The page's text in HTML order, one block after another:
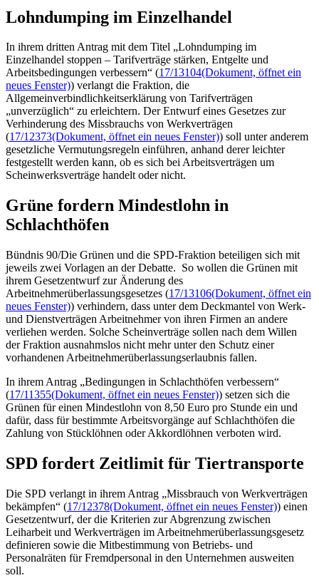
Lohndumping im Einzelhandel
In ihrem dritten Antrag mit dem Titel „Lohndumping im
Einzelhandel stoppen – Tarifverträge stärken, Entgelte und
Arbeitsbedingungen verbessern“ (17/13104(Dokument, öffnet ein
neues Fenster)) verlangt die Fraktion, die
Allgemeinverbindlichkeitserklärung von Tarifverträgen
„unverzüglich“ zu erleichtern. Der Entwurf eines Gesetzes zur
Verhinderung des Missbrauchs von Werkverträgen
(17/12373(Dokument, öffnet ein neues Fenster)) soll unter anderem
gesetzliche Vermutungsregeln einführen, anhand derer leichter
festgestellt werden kann, ob es sich bei Arbeitsverträgen um
Scheinwerksverträge handelt oder nicht.
Grüne fordern Mindestlohn in
Schlachthöfen
Bündnis 90/Die Grünen und die SPD-Fraktion beteiligen sich mit
jeweils zwei Vorlagen an der Debatte. So wollen die Grünen mit
ihrem Gesetzentwurf zur Änderung des
Arbeitnehmerüberlassungsgesetzes (17/13106(Dokument, öffnet ein
neues Fenster)) verhindern, dass unter dem Deckmantel von Werk-
und Dienstverträgen Arbeitnehmer von ihren Firmen an andere
verliehen werden. Solche Scheinverträge sollen nach dem Willen
der Fraktion ausnahmslos nicht mehr unter den Schutz einer
vorhandenen Arbeitnehmerüberlassungserlaubnis fallen.
In ihrem Antrag „Bedingungen in Schlachthöfen verbessern“
(17/11355(Dokument, öffnet ein neues Fenster)) setzen sich die
Grünen für einen Mindestlohn von 8,50 Euro pro Stunde ein und
dafür, dass für bestimmte Arbeitsvorgänge auf Schlachthöfen die
Zahlung von Stücklöhnen oder Akkordlöhnen verboten wird.
SPD fordert Zeitlimit für Tiertransporte
Die SPD verlangt in ihrem Antrag „Missbrauch von Werkverträgen
bekämpfen“ (17/12378(Dokument, öffnet ein neues Fenster)) einen
Gesetzentwurf, der die Kriterien zur Abgrenzung zwischen
Leiharbeit und Werkverträgen im Arbeitnehmerüberlassungsgesetz
definieren sowie die Mitbestimmung von Betriebs- und
Personalräten für Fremdpersonal in den Unternehmen ausweiten
soll.